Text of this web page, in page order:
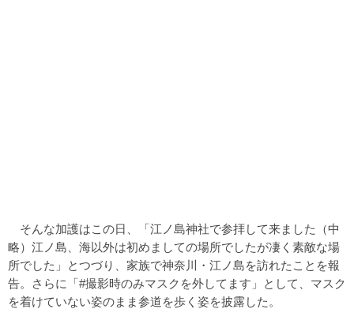
そんな加護はこの日、「江ノ島神社で参拝して来ました（中
略）江ノ島、海以外は初めましての場所でしたが凄く素敵な場
所でした」とつづり、家族で神奈川・江ノ島を訪れたことを報
告。さらに「#撮影時のみマスクを外してます」として、マスク
を着けていない姿のまま参道を歩く姿を披露した。